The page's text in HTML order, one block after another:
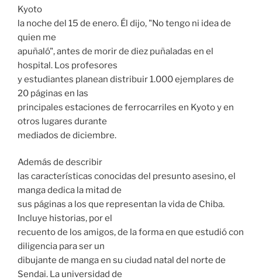
Kyoto
la noche del 15 de enero. Él dijo, "No tengo ni idea de
quien me
apuñaló", antes de morir de diez puñaladas en el
hospital. Los profesores
y estudiantes planean distribuir 1.000 ejemplares de
20 páginas en las
principales estaciones de ferrocarriles en Kyoto y en
otros lugares durante
mediados de diciembre.
Además de describir
las características conocidas del presunto asesino, el
manga dedica la mitad de
sus páginas a los que representan la vida de Chiba.
Incluye historias, por el
recuento de los amigos, de la forma en que estudió con
diligencia para ser un
dibujante de manga en su ciudad natal del norte de
Sendai. La universidad de